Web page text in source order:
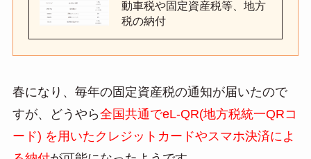
動車税や固定資産税等、地方
税の納付
春になり、毎年の固定資産税の通知が届いたので
すが、どうやら全国共通でeL-QR(地方税統一QRコ
ード) を用いたクレジットカードやスマホ決済によ